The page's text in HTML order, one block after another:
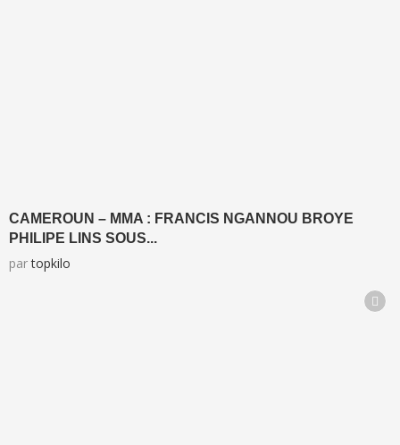
CAMEROUN – MMA : FRANCIS NGANNOU BROYE
PHILIPE LINS SOUS...
partopkilo